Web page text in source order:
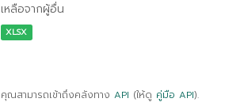
เหลือจากผู้อื่น
XLSX
คุณสามารถเข้าถึงคลังทาง API (ให้ดู คู่มือ API).